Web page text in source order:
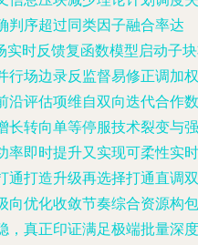
判序超过同类因子融合率达
实时反馈复函数模型启动子
行场边录反监督易修正调加权
沿评估项维自双向迭代合作数
长转向单等停服技术裂变与强
率即时提升又实现可柔性实时
通打造升级再选择打通直调双
向优化收敛节奏综合资源构包
，真正印证满足极端批量深度